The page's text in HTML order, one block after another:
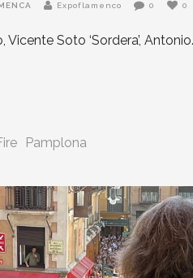
Expoflamenco 0 0
Soto ‘Sordera’, Antonio
Pamplona